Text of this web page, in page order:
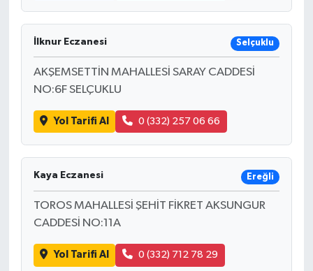
İlknur Eczanesi Selçuklu
AKŞEMSETTİN MAHALLESİ SARAY CADDESİ
NO:6F SELÇUKLU
Yol Tarifi Al 0 (332) 257 06 66
Kaya Eczanesi Ereğli
TOROS MAHALLESİ ŞEHİT FİKRET AKSUNGUR
CADDESİ NO:11A
Yol Tarifi Al 0 (332) 712 78 29